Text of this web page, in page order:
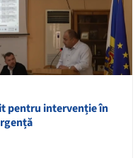
pentru intervenție în